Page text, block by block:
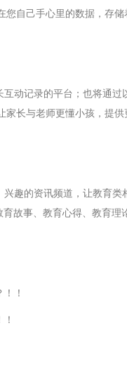
自己手心里的数据，存储
动记录的平台；也将通
长与老师更懂小孩，提供
趣的资讯频道，让教育
故事、教育心得、教育理
！